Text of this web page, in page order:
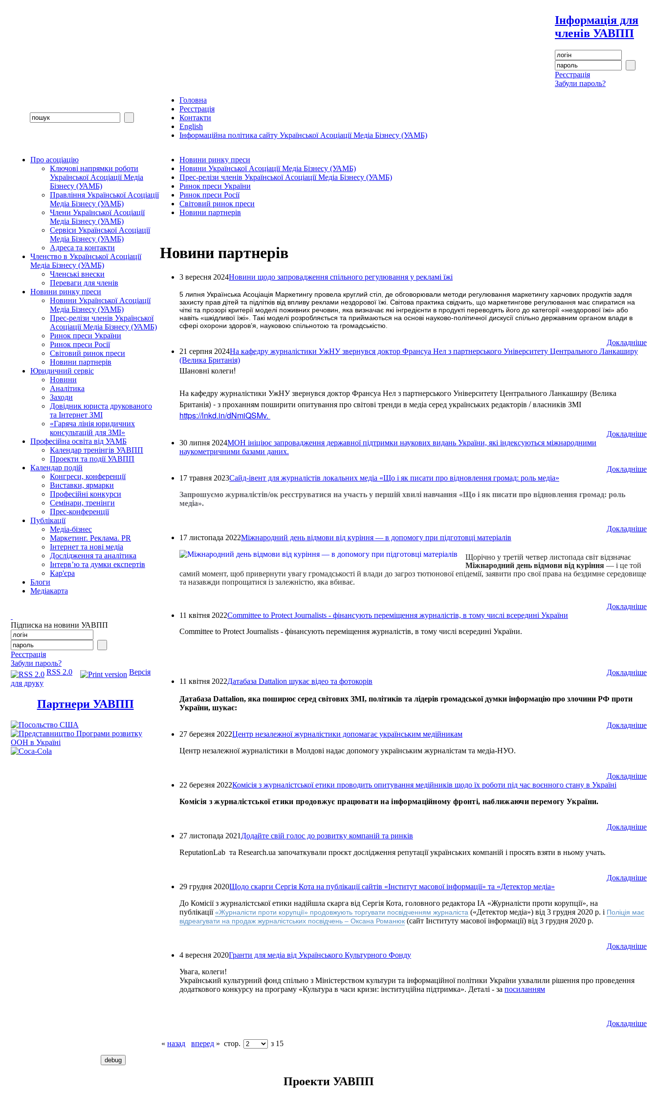
Інформація для
членів УАВПП
Реєстрація
Забули пароль?
Головна
Реєстрація
Контакти
English
Інформаційна політика сайту Української Асоціації Медіа Бізнесу (УАМБ)
Про асоціацію
Ключові напрямки роботи
Української Асоціації Медіа
Бізнесу (УАМБ)
Правління Української Асоціації
Медіа Бізнесу (УАМБ)
Члени Української Асоціації
Медіа Бізнесу (УАМБ)
Сервіси Української Асоціації
Медіа Бізнесу (УАМБ)
Адреса та контакти
Членство в Української Асоціації
Медіа Бізнесу (УАМБ)
Членські внески
Переваги для членів
Новини ринку преси
Новини Української Асоціації
Медіа Бізнесу (УАМБ)
Прес-релізи членів Української
Асоціації Медіа Бізнесу (УАМБ)
Ринок преси України
Ринок преси Росії
Світовий ринок преси
Новини партнерів
Юридичний сервіс
Новини
Аналітика
Заходи
Довідник юриста друкованого
та Інтернет ЗМІ
«Гаряча лінія юридичних
консультацій для ЗМІ»
Професійна освіта від УАМБ
Календар тренінгів УАВПП
Проекти та події УАВПП
Календар подій
Конгреси, конференції
Виставки, ярмарки
Професійні конкурси
Семінари, тренінги
Прес-конференції
Публікації
Медіа-бізнес
Маркетинг. Реклама. PR
Інтернет та нові медіа
Дослідження та аналітика
Інтерв’ю та думки експертів
Кар'єра
Блоги
Медіакарта
Підписка на новини УАВПП
Реєстрація
Забули пароль?
RSS 2.0
Версія
для друку
Партнери УАВПП
Новини ринку преси
Новини Української Асоціації Медіа Бізнесу (УАМБ)
Прес-релізи членів Української Асоціації Медіа Бізнесу (УАМБ)
Ринок преси України
Ринок преси Росії
Світовий ринок преси
Новини партнерів
Новини партнерів
3 вересня 2024Новини щодо запровадження спільного регулювання у рекламі їжі
5 липня Українська Асоціація Маркетингу провела круглий стіл, де обговорювали методи регулювання маркетингу харчових продуктів задля
захисту прав дітей та підлітків від впливу реклами нездорової їжі. Світова практика свідчить, що маркетингове регулювання має спиратися на
чіткі та прозорі критерії моделі поживних речовин, яка визначає які інгредієнти в продукті переводять його до категорії «нездорової їжі» або
навіть «шкідливої їжі». Такі моделі розробляється та приймаються на основі науково-політичної дискусії спільно державним органом влади в
сфері охорони здоров’я, науковою спільнотою та громадськістю.
Докладнiше
21 серпня 2024На кафедру журналістики УжНУ звернувся доктор Франсуа Нел з партнерського Університету Центрального Ланкаширу
(Велика Британія)
Шановні колеги!
На кафедру журналістики УжНУ звернувся доктор Франсуа Нел з партнерського Університету Центрального Ланкаширу (Велика
Британія) - з проханням поширити опитування про світові тренди в медіа серед українських редакторів / власників ЗМІ
https://lnkd.in/dNmiQSMv.
Докладнiше
30 липня 2024МОН ініціює запровадження державної підтримки наукових видань України, які індексуються міжнародними
наукометричними базами даних.
Докладнiше
17 травня 2023Сайд-івент для журналістів локальних медіа «Що і як писати про відновлення громад: роль медіа»
Запрошуємо журналістів/ок реєструватися на участь у першій хвилі навчання «Що і як писати про відновлення громад: роль
медіа».
Докладнiше
17 листопада 2022Міжнародний день відмови від куріння — в допомогу при підготовці матеріалів
Щорічно у третій четвер листопада світ відзначає
Міжнародний день відмови від куріння — і це той
самий момент, щоб привернути увагу громадськості й влади до загроз тютюнової епідемії, заявити про свої права на бездимне середовище
та назавжди попрощатися із залежністю, яка вбиває.
Докладнiше
11 квітня 2022Committee to Protect Journalists - фінансують переміщення журналістів, в тому числі всередині України
Committee to Protect Journalists - фінансують переміщення журналістів, в тому числі всередині України.
Докладнiше
11 квітня 2022Датабаза Dattalion шукає відео та фотокорів
Датабаза Dattalion, яка поширює серед світових ЗМІ, політиків та лідерів громадської думки інформацію про злочини РФ проти
України, шукає:
Докладнiше
27 березня 2022Центр незалежної журналістики допомагає українським медійникам
Центр незалежної журналістики в Молдові надає допомогу українським журналістам та медіа-НУО.
Докладнiше
22 березня 2022Комісія з журналістської етики проводить опитування медійників щодо їх роботи під час воєнного стану в Україні
Комісія з журналістської етики продовжує працювати на інформаційному фронті, наближаючи перемогу України.
Докладнiше
27 листопада 2021 Додайте свій голос до розвитку компаній та ринків
ReputationLab та Research.ua започаткували проєкт дослідження репутації українських компаній і просять взяти в ньому учать.
Докладнiше
29 грудня 2020Щодо скарги Сергія Кота на публікації сайтів «Інститут масової інформації» та «Детектор медіа»
До Комісії з журналістської етики надійшла скарга від Сергія Кота, головного редактора ІА «Журналісти проти корупції», на
публікації«Журналісти проти корупції» продовжують торгувати посвідченням журналіста («Детектор медіа») від 3 грудня 2020 р. і Поліція має
відреагувати на продаж журналістських посвідчень – Оксана Романюк (сайт Інституту масової інформації) від 3 грудня 2020 р.
Докладнiше
4 вересня 2020Гранти для медіа від Українського Культурного Фонду
Увага, колеги!
Український культурний фонд спільно з Міністерством культури та інформаційної політики України ухвалили рішення про проведення
додаткового конкурсу на програму «Культура в часи кризи: інституційна підтримка». Деталі - за посиланням
Докладнiше
« назад вперед » стор. з 15
Проекти УАВПП